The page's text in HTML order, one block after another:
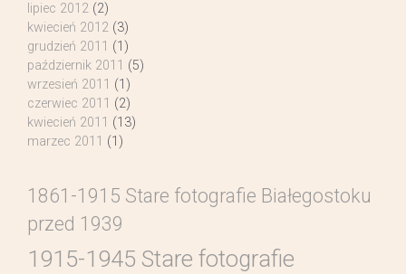
lipiec 2012 (2)
kwiecień 2012 (3)
grudzień 2011 (1)
październik 2011 (5)
wrzesień 2011 (1)
czerwiec 2011 (2)
kwiecień 2011 (13)
marzec 2011 (1)
1861-1915 Stare fotografie Białegostoku
przed 1939
1915-1945 Stare fotografie